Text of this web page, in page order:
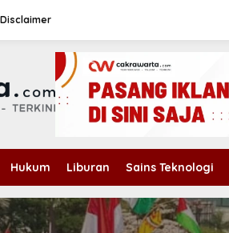
Disclaimer
Hukum Liburan Sains Teknologi